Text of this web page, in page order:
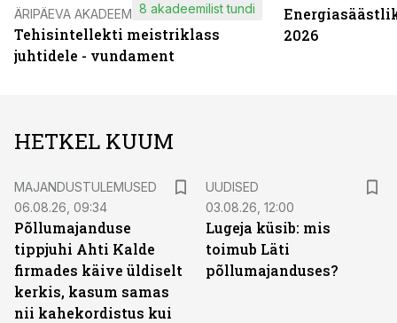
ÄRIPÄEVA AKADEEMIA
Tehisintellekti meistriklass
juhtidele - vundament
8 akadeemilist tundi
2026
HETKEL KUUM
MAJANDUSTULEMUSED
06.08.26, 09:34
Põllumajanduse
tippjuhi Ahti Kalde
firmades käive üldiselt
kerkis, kasum samas
nii kahekordistus kui
UUDISED
03.08.26, 12:00
Lugeja küsib: mis
toimub Läti
põllumajanduses?